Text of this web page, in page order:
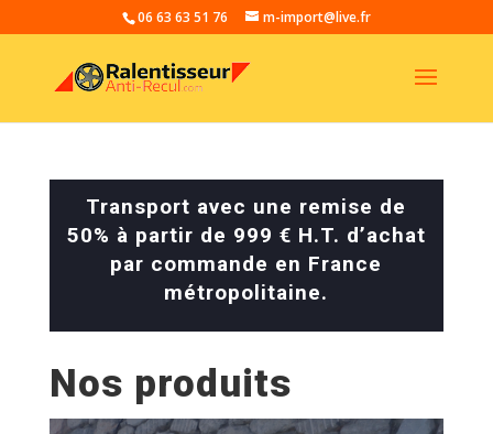
06 63 63 51 76 m-import@live.fr
Transport avec une remise de
50% à partir de 999 € H.T. d’achat
par commande en France
métropolitaine.
Nos produits